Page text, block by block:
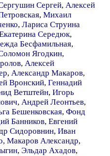
Сергей, Алексей
, Михаил
, Лариса Струина
Середюк,
Бесфамильная,
Ягодкин,
, Алексей
, Александр Макаров,
Вронский, Геннадий
Ветштейн, Игорь
, Андрей Леонтьев,
Бешенковская, Фонд
Банников, Евгений
Сидоровнин, Иван
, Макаров Александр,
, Эльдар Ахадов,